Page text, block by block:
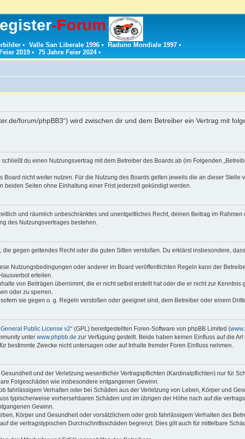
-Forum
• Valle San Liberale 1996 • Raduno Mondiale 1997 •
2019 • 75 Jahre Feier 2024•
forum/phpBB3“) wird zwischen dir und dem Betreiber ein Vertrag mit
du einen Nutzungsvertrag mit dem Betreiber des Boards ab (im Folgenden
nicht weiter nutzen. Für die Nutzung des Boards gelten jeweils die an dieser Stelle
beiden Seiten ohne Einhaltung einer Frist jederzeit gekündigt werden.
und räumlich unbeschränktes und unentgeltliches Recht, deinen Beitrag im Rahmen
des Nutzungsvertrages bestehen.
gegen geltendes Recht oder die guten Sitten verstoßen. Du erklärst insbesondere,
Nutzungsbedingungen oder anderer im Board veröffentlichten Regeln kann der
erteilen.
von Beiträgen übernimmt, die er nicht selbst erstellt hat oder die er nicht zur Kenntnis
oder zu sperren.
sie gegen o. g. Regeln verstoßen oder geeignet sind, dem Betreiber oder einem
Public License v2“ (GPL) bereitgestellten Foren-Software von phpBB Limited (
unter www.phpbb.de zur Verfügung gestellt. Beide haben keinen Einfluss auf die
bestimmte Zwecke nicht untersagen oder auf Inhalte fremder Foren Einfluss nehmen.
und der Verletzung wesentlicher Vertragspflichten (Kardinalpflichten) nur für
Folgeschäden wie insbesondere entgangenen Gewinn.
fahrlässigem Verhalten oder bei Schäden aus der Verletzung von Leben, Körper und
typischerweise vorhersehbaren Schäden und im übrigen der Höhe nach auf die
Gewinn.
Körper und Gesundheit oder vorsätzlichem oder grob fahrlässigem Verhalten des
die vertragstypischen Durchschnittsschäden begrenzt. Dies gilt auch für mittelbare